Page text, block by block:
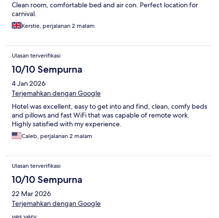
Clean room, comfortable bed and air con. Perfect location for
carnival.
Kerstie, perjalanan 2 malam
Ulasan terverifikasi
10/10 Sempurna
4 Jan 2026
Terjemahkan dengan Google
Hotel was excellent, easy to get into and find, clean, comfy beds
and pillows and fast WiFi that was capable of remote work.
Highly satisfied with my experience.
Caleb, perjalanan 2 malam
Ulasan terverifikasi
10/10 Sempurna
22 Mar 2026
Terjemahkan dengan Google